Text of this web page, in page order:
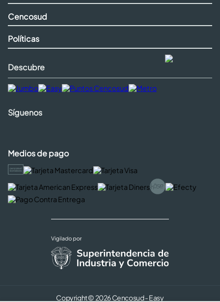
Cencosud
Políticas
Descubre
Síguenos
Medios de pago
Copyright © 2026 Cencosud - Easy